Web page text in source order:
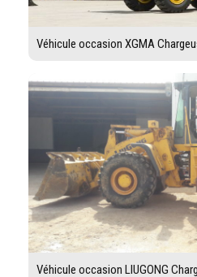
Véhicule occasion XGMA
Véhicule occasion LIUGONG